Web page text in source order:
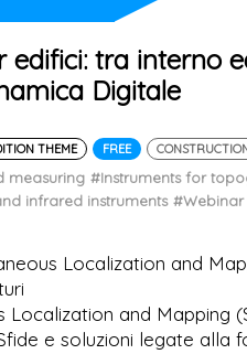
edifici: tra interno
Digitale
THEME FREE
measuring #Instruments for
infrared instruments #Webinar
Localization and
Localization and Mapping
e soluzioni legate alla